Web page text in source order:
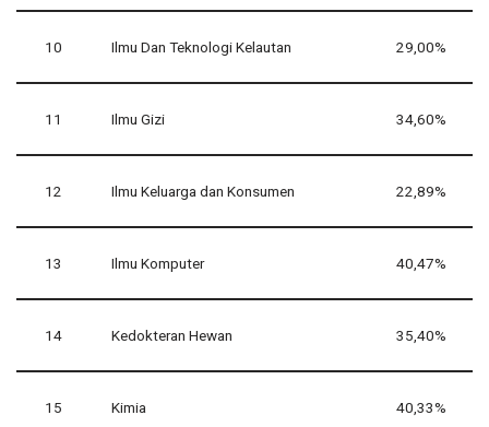
10 Ilmu Dan Teknologi Kelautan 29,00%
11 Ilmu Gizi 34,60%
12 Ilmu Keluarga dan Konsumen 22,89%
13 Ilmu Komputer 40,47%
14 Kedokteran Hewan 35,40%
15 Kimia 40,33%